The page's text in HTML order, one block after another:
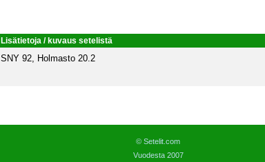
Lisätietoja / kuvaus setelistä
SNY 92, Holmasto 20.2
© Setelit.com
Vuodesta 2007